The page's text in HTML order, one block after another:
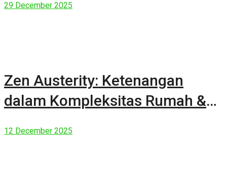
29 December 2025
Zen Austerity: Ketenangan
dalam Kompleksitas Rumah &
12 December 2025